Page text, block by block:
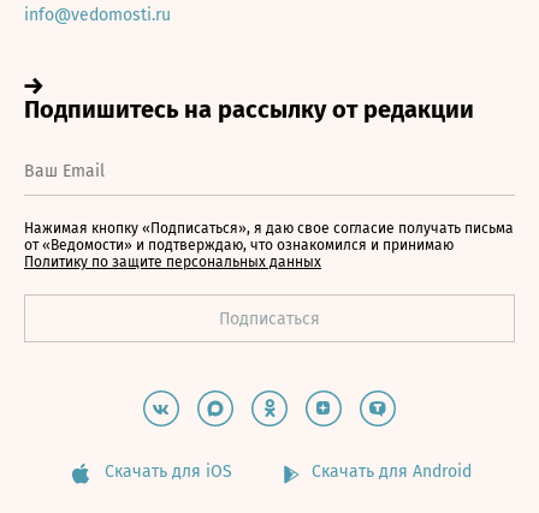
info@vedomosti.ru
Нажимая кнопку «Подписаться», я даю свое согласие получать письма
от «Ведомости» и подтверждаю, что ознакомился и принимаю
Политику по защите персональных данных
Скачать для iOS Скачать для Android